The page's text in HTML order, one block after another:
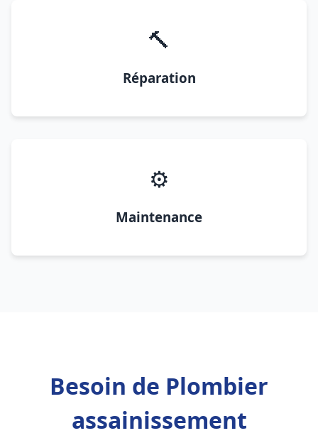
🔨
Réparation
⚙️
Maintenance
Besoin de Plombier
assainissement